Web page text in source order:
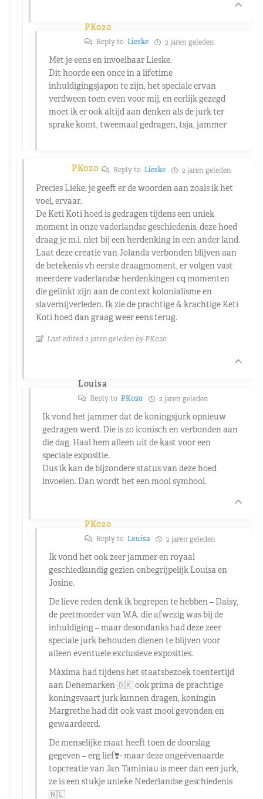
PK020
Reply to Lieske 2 jaren geleden
Met je eens en invoelbaar Lieske.
Dit hoorde een once in a lifetime
inhuldigingsjapon te zijn, het speciale ervan
verdween toen even voor mij, en eerlijk gezegd
moet ik er ook altijd aan denken als de jurk ter
sprake komt, tweemaal gedragen, tsja, jammer
PK020 Reply to Lieske 2 jaren geleden
Precies Lieke, je geeft er de woorden aan zoals ik het
voel, ervaar.
De Keti Koti hoed is gedragen tijdens een uniek
moment in onze vaderlandse geschiedenis, deze hoed
draag je m.i. niet bij een herdenking in een ander land.
Laat deze creatie van Jolanda verbonden blijven aan
de betekenis vh eerste draagmoment, er volgen vast
meerdere vaderlandse herdenkingen cq momenten
die gelinkt zijn aan de context kolonialisme en
slavernijverleden. Ik zie de prachtige & krachtige Keti
Koti hoed dan graag weer eens terug.
Last edited 2 jaren geleden by PK020
Louisa
Reply to PK020 2 jaren geleden
Ik vond het jammer dat de koningsjurk opnieuw
gedragen werd. Die is zo iconisch en verbonden aan
die dag. Haal hem alleen uit de kast voor een
speciale expositie.
Dus ik kan de bijzondere status van deze hoed
invoelen. Dan wordt het een mooi symbool.
PK020
Reply to Louisa 2 jaren geleden
Ik vond het ook zeer jammer en royaal
geschiedkundig gezien onbegrijpelijk Louisa en
Josine.
De lieve reden denk ik begrepen te hebben – Daisy,
de peetmoeder van W.A. die afwezig was bij de
inhuldiging – maar desondanks had deze zeer
speciale jurk behouden dienen te blijven voor
alleen eventuele exclusieve exposities.
Máxima had tijdens het staatsbezoek toentertijd
aan Denemarken 🇩🇰 ook prima de prachtige
koningsvaart jurk kunnen dragen, koningin
Margrethe had dit ook vast mooi gevonden en
gewaardeerd.
De menselijke maat heeft toen de doorslag
gegeven – erg lief❣️- maar deze ongeëvenaarde
topcreatie van Jan Taminiau is meer dan een jurk,
ze is een stukje unieke Nederlandse geschiedenis
🇳🇱